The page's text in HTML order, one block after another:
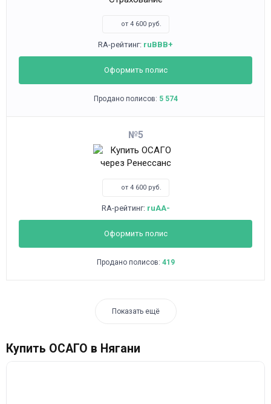
от 4 600 руб.
RA-рейтинг: ruBBB+
Оформить полис
Продано полисов: 5 574
5
от 4 600 руб.
RA-рейтинг: ruAA-
Оформить полис
Продано полисов: 419
Показать ещё
Купить ОСАГО в Нягани